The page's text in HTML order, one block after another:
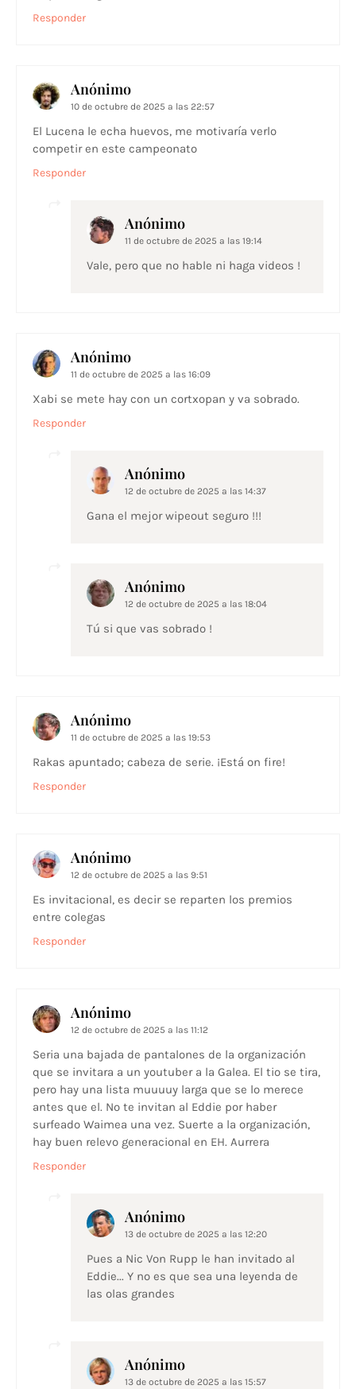
Responder
Anónimo
10 de octubre de 2025 a las 22:57
El Lucena le echa huevos, me motivaría verlo
competir en este campeonato
Responder
Anónimo
11 de octubre de 2025 a las 19:14
Vale, pero que no hable ni haga videos !
Anónimo
11 de octubre de 2025 a las 16:09
Xabi se mete hay con un cortxopan y va sobrado.
Responder
Anónimo
12 de octubre de 2025 a las 14:37
Gana el mejor wipeout seguro !!!
Anónimo
12 de octubre de 2025 a las 18:04
Tú si que vas sobrado !
Anónimo
11 de octubre de 2025 a las 19:53
Rakas apuntado; cabeza de serie. ¡Está on fire!
Responder
Anónimo
12 de octubre de 2025 a las 9:51
Es invitacional, es decir se reparten los premios
entre colegas
Responder
Anónimo
12 de octubre de 2025 a las 11:12
Seria una bajada de pantalones de la organización
que se invitara a un youtuber a la Galea. El tio se tira,
pero hay una lista muuuuy larga que se lo merece
antes que el. No te invitan al Eddie por haber
surfeado Waimea una vez. Suerte a la organización,
hay buen relevo generacional en EH. Aurrera
Responder
Anónimo
13 de octubre de 2025 a las 12:20
Pues a Nic Von Rupp le han invitado al
Eddie... Y no es que sea una leyenda de
las olas grandes
Anónimo
13 de octubre de 2025 a las 15:57